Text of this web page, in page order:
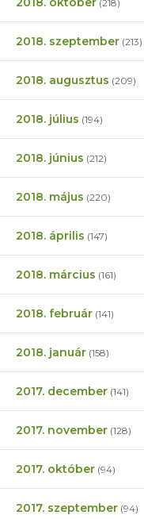
(218)
2018. szeptember (213)
2018. augusztus (209)
2018. július (194)
2018. június (212)
2018. május (220)
2018. április (147)
2018. március (161)
2018. február (141)
2018. január (158)
2017. december (141)
2017. november (128)
2017. október (94)
2017. szeptember (94)